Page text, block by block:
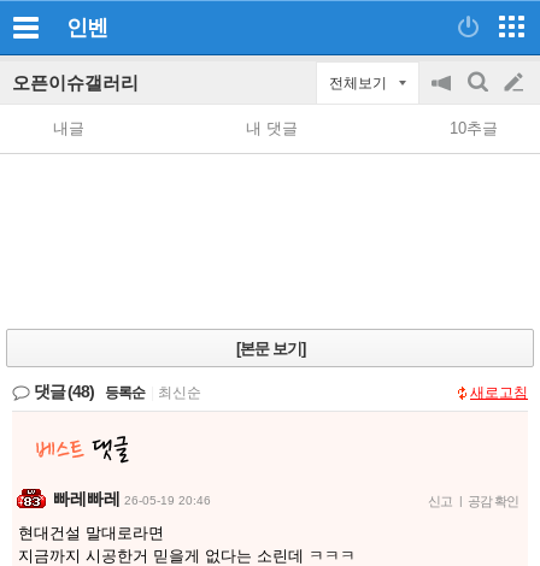
인벤
오픈이슈갤러리 전체보기
공
지
on/off
검
색
글
쓰
내글 내 댓글 10추글
[본문 보기]
댓글(48) 등록순 최신순 새로고침
빠레빠레 26-05-19 20:46 신고 | 공감 확인
현대건설 말대로라면
지금까지 시공한거 믿을게 없다는 소린데 ㅋㅋㅋ